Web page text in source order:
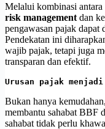
Melalui kombinasi antara
risk management dan
pengawasan pajak dapat
Pendekatan ini
wajib pajak, tetapi juga
transparan dan efektif.
Urusan pajak menjadi
Bukan hanya kemudahan,
membantu sahabat BBF
sahabat tidak perlu